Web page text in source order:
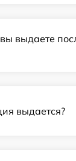
выдаете
выдается?